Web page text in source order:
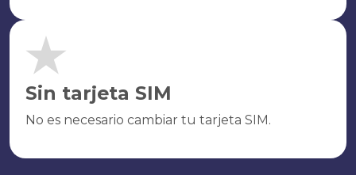
Sin tarjeta SIM
No es necesario cambiar tu tarjeta SIM.